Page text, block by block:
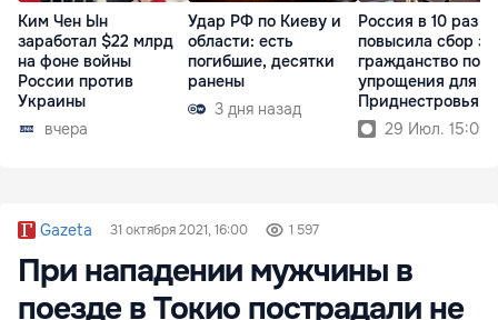
Ким Чен Ын
заработал $22 млрд
на фоне войны
России против
Украины
вчера
Удар РФ по Киеву и
области: есть
погибшие, десятки
ранены
3 дня назад
Россия в 10 раз
повысила сбор за
гражданство
упрощения для
Приднестровья
29 Июл. 15:09
Gazeta 31 октября 2021, 16:00 1 597
При нападении мужчины в
поезде в Токио пострадали не